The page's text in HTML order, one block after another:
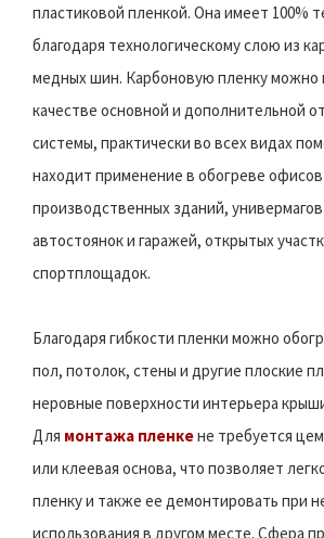
пластиковой пленкой. Она имеет 100%
благодаря технологическому слою из
медных шин. Карбоновую пленку можно
качестве основной и дополнительной
системы, практически во всех видах
находит применение в обогреве
производственных зданий,
автостоянок и гаражей, открытых
спортплощадок.
Благодаря гибкости пленки можно
пол, потолок, стены и другие плоские
неровные поверхности интерьера
Для монтажа пленкене требуется
или клеевая основа, что позволяет
пленку и также ее демонтировать при
использования в другом месте. Сфера